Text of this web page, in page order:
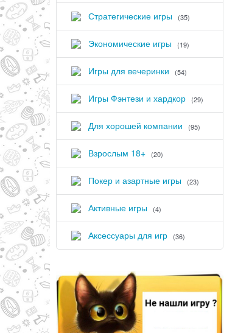
Стратегические игры (35)
Экономические игры (19)
Игры для вечеринки (54)
Игры Фэнтези и хардкор (29)
Для хорошей компании (95)
Взрослым 18+ (20)
Покер и азартные игры (23)
Активные игры (4)
Аксессуары для игр (36)